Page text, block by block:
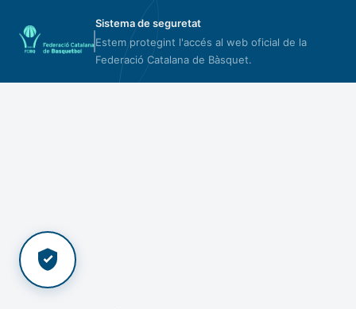
Sistema de seguretat
Estem protegint l'accés al web oficial de la
Federació Catalana de Bàsquet.